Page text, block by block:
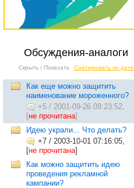
Обсуждения-аналоги
Скрыть / Показать Сортировать по дате
Как еще можно защитить
наименование мороженного?
+5 / 2001-09-26 09:23:52,
[не прочитана]
Идею украли... Что делать?
+7 / 2003-10-01 07:16:05,
[не прочитана]
Как можно защитить идею
проведения рекламной
кампании?